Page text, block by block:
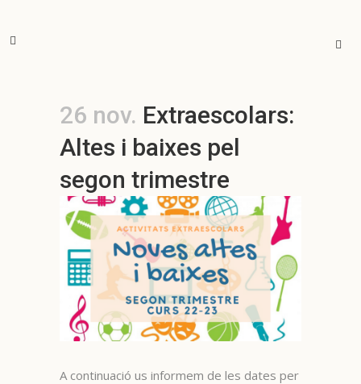
26 nov. Extraescolars:
Altes i baixes pel
segon trimestre
A continuació us informem de les dates per